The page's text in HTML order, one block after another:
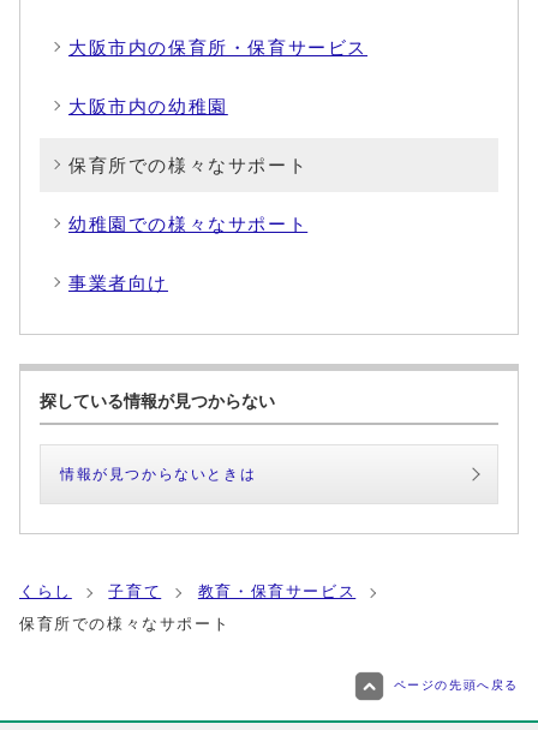
大阪市内の保育所・保育サービス
大阪市内の幼稚園
保育所での様々なサポート
幼稚園での様々なサポート
事業者向け
探している情報が見つからない
情報が見つからないときは
くらし 子育て
教育・保育サービス
保育所での様々なサポート
ページの先頭へ戻る